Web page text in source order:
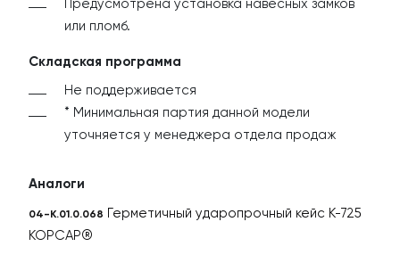
Предусмотрена установка навесных замков
или пломб.
Складская программа
Не поддерживается
* Минимальная партия данной модели
уточняется у менеджера отдела продаж
Аналоги
04-K.01.0.068
Герметичный ударопрочный кейс К-725
КОРСАР®